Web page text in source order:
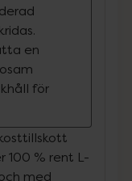
en
för
100 % rent L-
med